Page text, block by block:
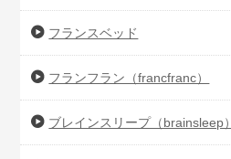
フランスベッド
フランフラン（francfranc）
ブレインスリープ（brainsleep）